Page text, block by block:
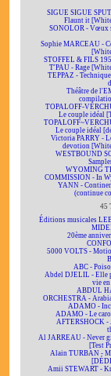
SIGUE SIGUE
Flaunt it
SONOLOR - Vœux
Sophie MARCEAU -
STOFFEL & FILS
T'PAU - Rage
TEPPAZ -
Théâtre de
TOPALOFF-
Le couple idéal
Le couple idéal
Victoria PARRY -
devotion
WESTBOUND
WYOMING
COMMISSION - In
YANN -
(continue
45
Éditions musicales
20ème
5000 VOLTS -
ABC -
Abdel DJELIL - Elle
vie
ABDUL
ORCHESTRA -
ADAMO -
ADAMO - Le
AFTERSHOCK -
Al JARREAU - Never
[Test
Alain TURBAN -
Amii STEWART -